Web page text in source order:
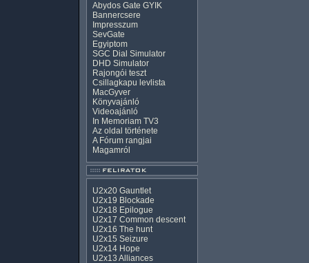
Abydos Gate GYIK
Bannercsere
Impresszum
SevGate
Egyiptom
SGC Dial Simulator
DHD Simulator
Rajongói teszt
Csillagkapu levlista
MacGyver
Könyvajánló
Videoajánló
In Memoriam TV3
Az oldal története
A Fórum rangjai
Magamról
U2x20 Gauntlet
U2x19 Blockade
U2x18 Epilogue
U2x17 Common descent
U2x16 The hunt
U2x15 Seizure
U2x14 Hope
U2x13 Alliances